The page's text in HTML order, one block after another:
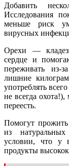
Добавить
Исследования
меньше риск
вирусных
Орехи —
сердце и
переживать из-
лишние
употреблять
не всегда
переесть.
Помогут
из
условии, что у
продукты